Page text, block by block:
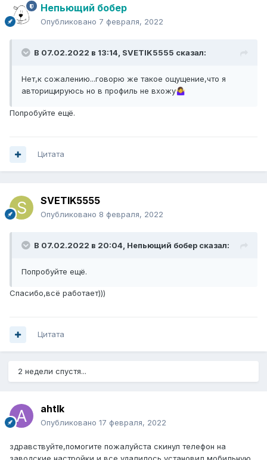
Непьющий бобер
Опубликовано 7 февраля, 2022
В 07.02.2022 в 13:14, SVETIK5555 сказал:
Нет,к сожалению...говорю же такое ощущение,что я
авторищируюсь но в профиль не вхожу🤷‍♀️
Попробуйте ещё.
Цитата
SVETIK5555
Опубликовано 8 февраля, 2022
В 07.02.2022 в 20:04, Непьющий бобер сказал:
Попробуйте ещё.
Спасибо,всё работает)))
Цитата
2 недели спустя...
ahtlk
Опубликовано 17 февраля, 2022
здравствуйте,помогите пожалуйста скинул телефон на